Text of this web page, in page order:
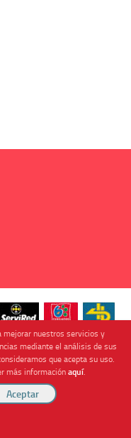
mejorar nuestros servicios y
mediante el análisis de sus
que acepta su uso.
más informaciónaquí.